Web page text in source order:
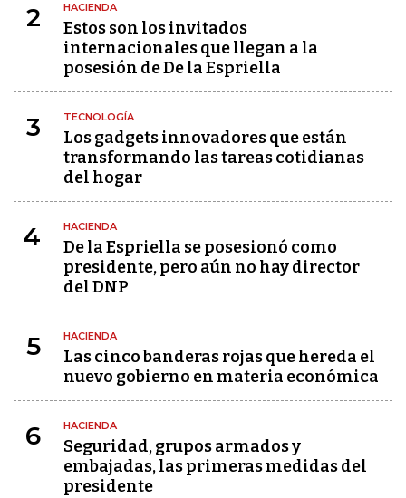
2 HACIENDA
Estos son los invitados
internacionales que llegan a la
posesión de De la Espriella
3 TECNOLOGÍA
Los gadgets innovadores que están
transformando las tareas cotidianas
del hogar
4 HACIENDA
De la Espriella se posesionó como
presidente, pero aún no hay director
del DNP
5 HACIENDA
Las cinco banderas rojas que hereda el
nuevo gobierno en materia económica
6 HACIENDA
Seguridad, grupos armados y
embajadas, las primeras medidas del
presidente